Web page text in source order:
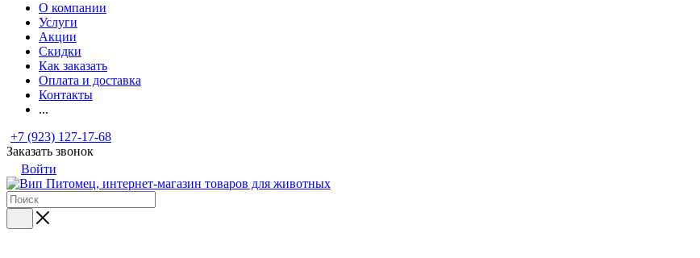
О компании
Услуги
Акции
Скидки
Как заказать
Оплата и доставка
Контакты
...
+7 (923) 127-17-68
Заказать звонок
Войти